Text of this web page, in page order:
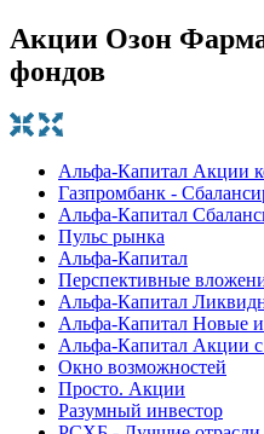
Акции Озон
фондов
Альфа-Капитал Акции
Газпромбанк -
Альфа-Капитал
Пульс рынка
Альфа-Капитал
Перспективные
Альфа-Капитал
Альфа-Капитал Новые
Альфа-Капитал Акции с
Окно возможностей
Просто. Акции
Разумный инвестор